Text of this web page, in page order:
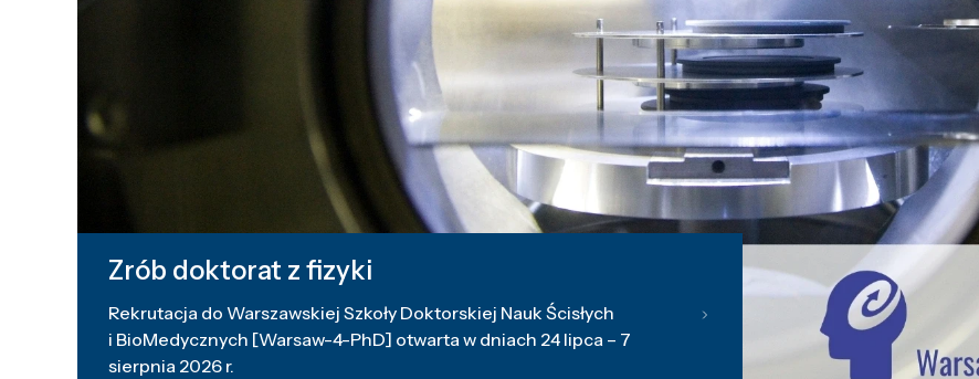
Zrób doktorat z fizyki
Rekrutacja do Warszawskiej Szkoły Doktorskiej Nauk Ścisłych
i BioMedycznych [Warsaw-4-PhD] otwarta w dniach 24 lipca – 7
sierpnia 2026 r.